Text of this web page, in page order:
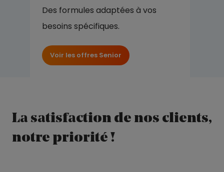
Des formules adaptées à vos
besoins spécifiques.
Voir les offres Senior
La satisfaction de nos clients,
notre priorité !